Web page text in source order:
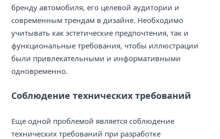
бренду автомобиля, его целевой аудитории и
современным трендам в дизайне. Необходимо
учитывать как эстетические предпочтения, так и
функциональные требования, чтобы иллюстрации
были привлекательными и информативными
одновременно.
Соблюдение технических требований
Еще одной проблемой является соблюдение
технических требований при разработке